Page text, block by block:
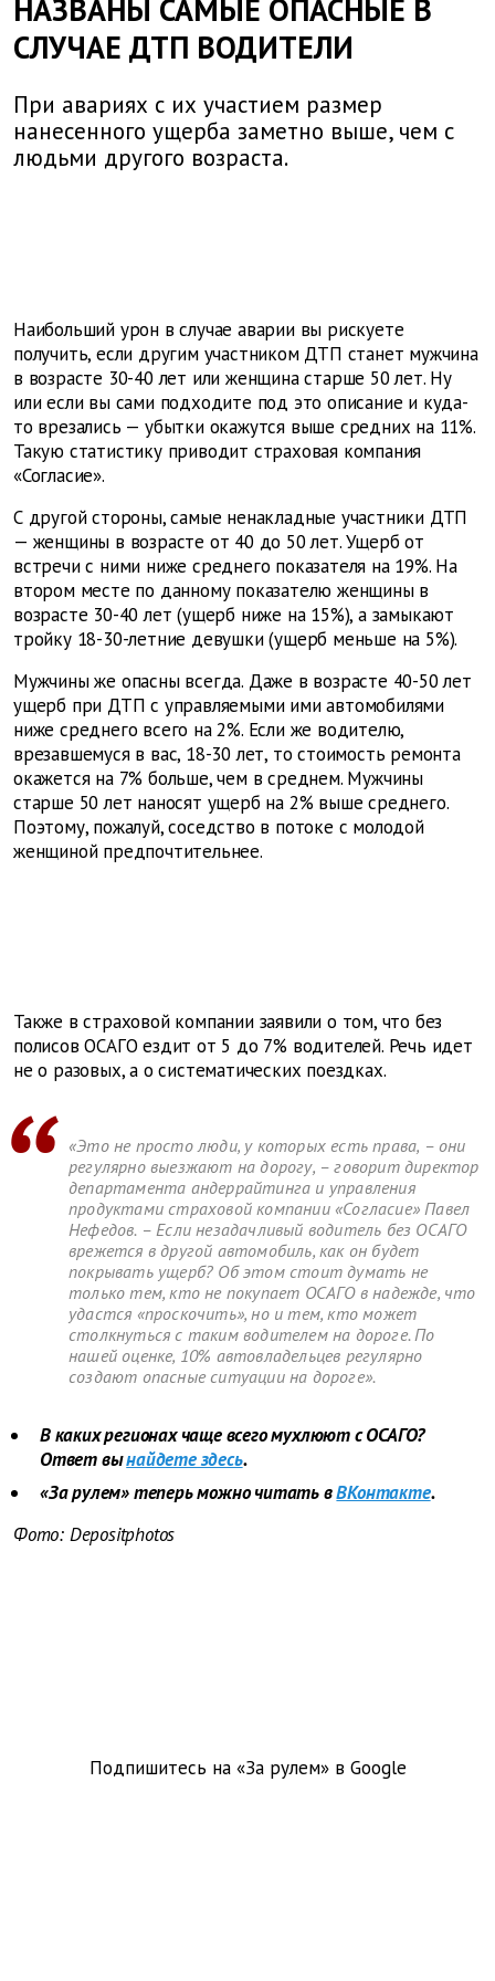
НАЗВАНЫ САМЫЕ ОПАСНЫЕ В
СЛУЧАЕ ДТП ВОДИТЕЛИ
При авариях с их участием размер
нанесенного ущерба заметно выше, чем с
людьми другого возраста.
Наибольший урон в случае аварии вы рискуете
получить, если другим участником ДТП станет мужчина
в возрасте 30-40 лет или женщина старше 50 лет. Ну
или если вы сами подходите под это описание и куда-
то врезались — убытки окажутся выше средних на 11%.
Такую статистику приводит страховая компания
«Согласие».
С другой стороны, самые ненакладные участники ДТП
— женщины в возрасте от 40 до 50 лет. Ущерб от
встречи с ними ниже среднего показателя на 19%. На
втором месте по данному показателю женщины в
возрасте 30-40 лет (ущерб ниже на 15%), а замыкают
тройку 18-30-летние девушки (ущерб меньше на 5%).
Мужчины же опасны всегда. Даже в возрасте 40-50 лет
ущерб при ДТП с управляемыми ими автомобилями
ниже среднего всего на 2%. Если же водителю,
врезавшемуся в вас, 18-30 лет, то стоимость ремонта
окажется на 7% больше, чем в среднем. Мужчины
старше 50 лет наносят ущерб на 2% выше среднего.
Поэтому, пожалуй, соседство в потоке с молодой
женщиной предпочтительнее.
Также в страховой компании заявили о том, что без
полисов ОСАГО ездит от 5 до 7% водителей. Речь идет
не о разовых, а о систематических поездках.
«Это не просто люди, у которых есть права, – они
регулярно выезжают на дорогу, – говорит директор
департамента андеррайтинга и управления
продуктами страховой компании «Согласие» Павел
Нефедов. – Если незадачливый водитель без ОСАГО
врежется в другой автомобиль, как он будет
покрывать ущерб? Об этом стоит думать не
только тем, кто не покупает ОСАГО в надежде, что
удастся «проскочить», но и тем, кто может
столкнуться с таким водителем на дороге. По
нашей оценке, 10% автовладельцев регулярно
создают опасные ситуации на дороге».
В каких регионах чаще всего мухлюют с ОСАГО?
Ответ вынайдете здесь.
«За рулем» теперь можно читать вВКонтакте.
Фото: Depositphotos
Подпишитесь на «За рулем» в Google